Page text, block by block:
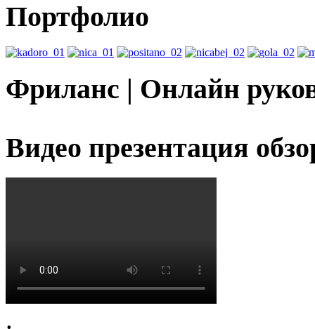
Портфолио
Фриланс | Онлайн
Видео презентация
.